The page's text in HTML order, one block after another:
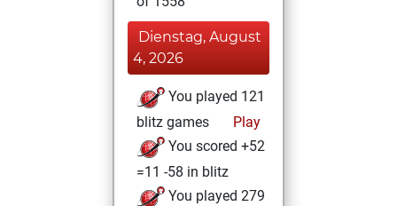
Dienstag, August
4, 2026
You played 121
blitz games
Play
You scored +52
=11 -58 in blitz
You played 279